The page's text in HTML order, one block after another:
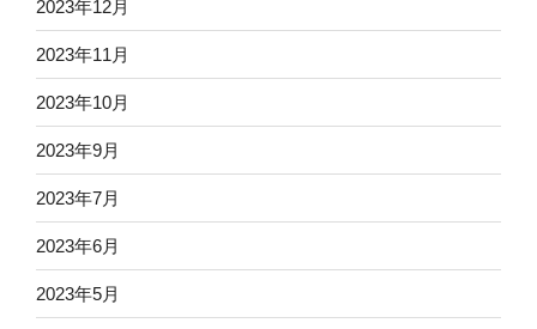
2023年12月
2023年11月
2023年10月
2023年9月
2023年7月
2023年6月
2023年5月